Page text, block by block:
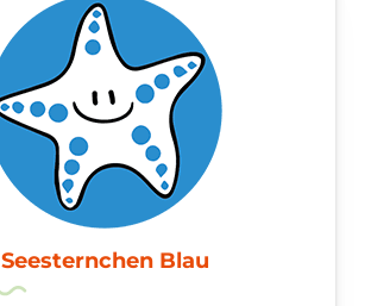
Seesternchen Blau